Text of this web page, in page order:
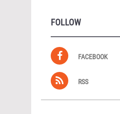
FOLLOW
FACEBOOK
RSS